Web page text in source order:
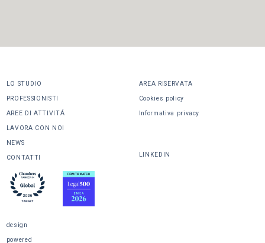
LO STUDIO
PROFESSIONISTI
AREE DI ATTIVITÁ
LAVORA CON NOI
NEWS
CONTATTI
AREA RISERVATA
Cookies policy
Informativa privacy
LINKEDIN
design
powered